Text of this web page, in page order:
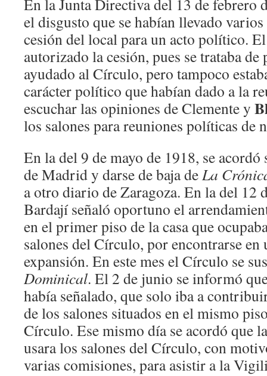
En la Junta Directiva del 13 de febrero
el disgusto que se habían llevado
cesión del local para un acto político.
autorizado la cesión, pues se trataba de
ayudado al Círculo, pero tampoco
carácter político que habían dado a la
escuchar las opiniones de Clemente y
los salones para reuniones políticas de
En la del 9 de mayo de 1918, se
de Madrid y darse de baja deLa
a otro diario de Zaragoza. En la del 12
Bardají señaló oportuno el
en el primer piso de la casa que
salones del Círculo, por encontrarse en
expansión. En este mes el Círculo se
Dominical. El 2 de junio se informó
había señalado, que solo iba a
de los salones situados en el mismo
Círculo. Ese mismo día se acordó que
usara los salones del Círculo, con
varias comisiones, para asistir a la